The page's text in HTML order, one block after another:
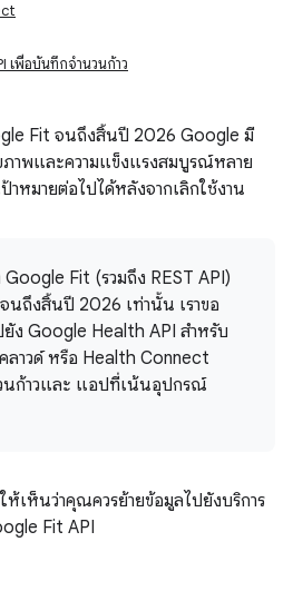
เพื่อบันทึกจำนวนก้าว
Fit จนถึงสิ้นปี 2026 Google มี
าพและความแข็งแรงสมบูรณ์หลาย
าหมายต่อไปได้หลังจากเลิกใช้งาน
Google Fit (รวมถึง REST API)
นถึงสิ้นปี 2026 เท่านั้น เราขอ
ง Google Health API สำหรับ
ลาวด์ หรือ Health Connect
นก้าวและ แอปที่เน้นอุปกรณ์
เห็นว่าคุณควรย้ายข้อมูลไปยังบริการ
Fit API